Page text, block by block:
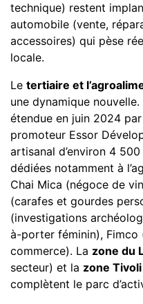
technique) restent
automobile (vente,
accessoires) qui pèse
locale.
Le tertiaire et
une dynamique nouvelle.
étendue en juin 2024
promoteur Essor
artisanal d’environ 4
dédiées notamment à
Chai Mica (négoce de
(carafes et gourdes
(investigations
à-porter féminin), Fimco
commerce). La zone du
secteur) et la zone Tivoli
complètent le parc